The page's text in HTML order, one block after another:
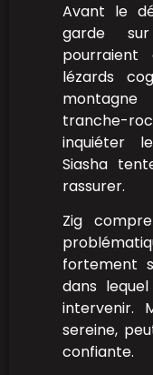
Avant le
garde
pourraient
lézards
tranche-
inquiéter
Siasha
rassurer.
Zig
fortement
dans
intervenir.
sereine,
confiante.